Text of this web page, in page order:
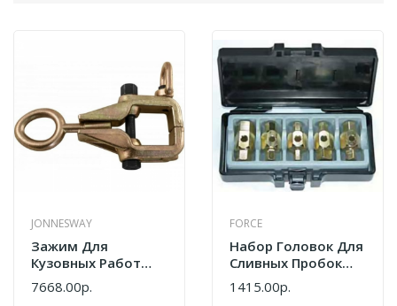
JONNESWAY
Зажим Для
Кузовных Работ
Два Направления
Jonnesway AE330005
7668.00р.
FORCE
Набор Головок Для
Сливных Пробок
Force 5051 (5пр)
1415.00р.